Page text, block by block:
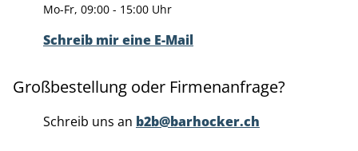
Mo-Fr, 09:00 - 15:00 Uhr
Schreib mir eine E-Mail
Großbestellung oder Firmenanfrage?
Schreib uns an b2b@barhocker.ch